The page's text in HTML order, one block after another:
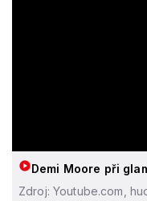
Demi Moore při
Zdroj: Youtube.com,